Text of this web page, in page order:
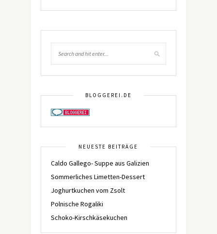
BLOGGEREI.DE
NEUESTE BEITRÄGE
Caldo Gallego- Suppe aus Galizien
Sommerliches Limetten-Dessert
Joghurtkuchen vom Zsolt
Polnische Rogaliki
Schoko-Kirschkäsekuchen